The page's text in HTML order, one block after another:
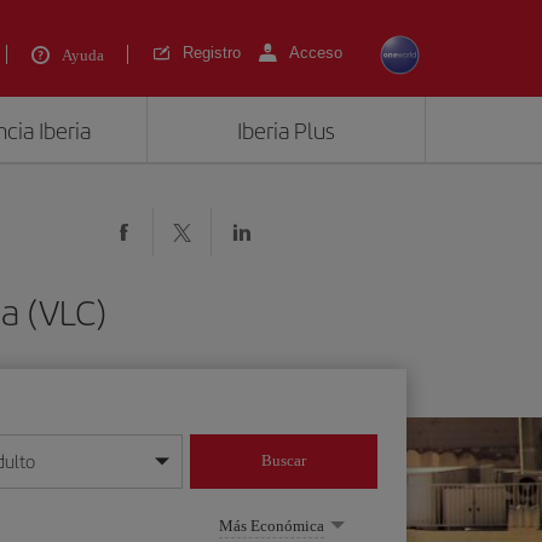
Ayuda Registro Acceso
Iberia Iberia Plus
(VLC)
mes/año
Buscar
Más Económica